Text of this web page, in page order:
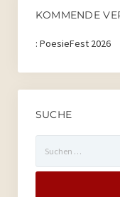
KOMMENDE
: PoesieFest 2026
SUCHE
nach: